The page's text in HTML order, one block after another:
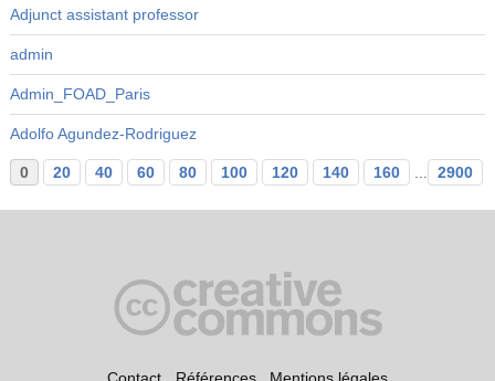
Adjunct assistant professor
admin
Admin_FOAD_Paris
Adolfo Agundez-Rodriguez
0 20 40 60 80 100 120 140 160 ... 2900